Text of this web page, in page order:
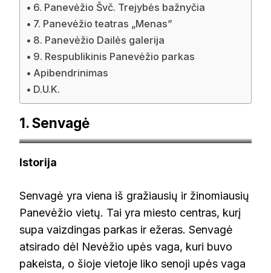
6. Panevėžio Švč. Trejybės bažnyčia
7. Panevėžio teatras „Menas”
8. Panevėžio Dailės galerija
9. Respublikinis Panevėžio parkas
Apibendrinimas
D.U.K.
1. Senvagė
4.0, https://commons.wikimedia.org/w/index.php?
Istorija
Senvagė yra viena iš gražiausių ir žinomiausių
Panevėžio vietų. Tai yra miesto centras, kurį
supa vaizdingas parkas ir ežeras. Senvagė
atsirado dėl Nevėžio upės vaga, kuri buvo
pakeista, o šioje vietoje liko senoji upės vaga